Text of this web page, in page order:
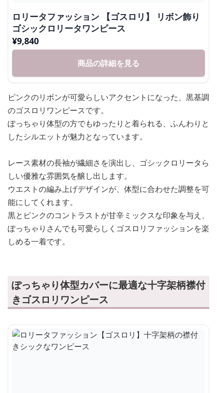
ロリータファッション 【ゴスロリ】 リボン飾り
ゴシックロリータワンピース
¥9,840
商品の詳細を見る
ピンクのリボンが可愛らしいアクセントになった、黒基調
のゴスロリワンピースです。
ぽっちゃり体型の方でもゆったりと着られる、ふんわりと
したシルエットが魅力となっています。
レース素材の長袖が繊細さを演出し、ゴシックロリータら
しい優雅な雰囲気を醸し出します。
ウエストの編み上げデザインが、体型に合わせた調整を可
能にしてくれます。
黒とピンクのコントラストが甘辛ミックスな印象を与え、
ぽっちゃりさんでも可愛らしくゴスロリファッションを楽
しめる一着です。
ぽっちゃり体型カバーに最適な十字架柄襟付
きゴスロリワンピース